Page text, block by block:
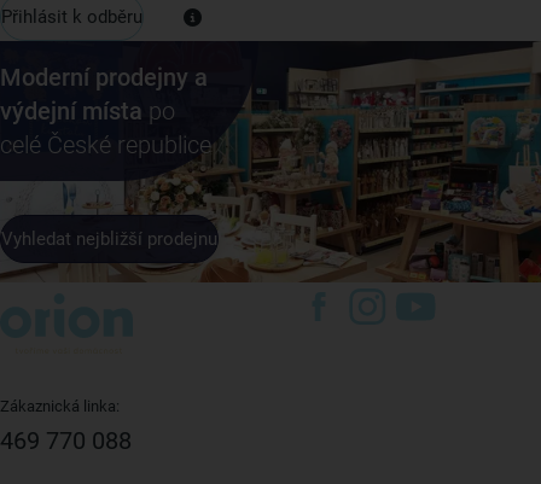
Přihlásit k odběru
Moderní prodejny a
výdejní místa po
celé České republice
Vyhledat nejbližší prodejnu
Zákaznická linka:
469 770 088